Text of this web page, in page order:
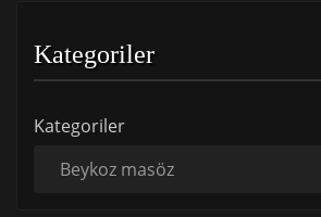
Kategoriler
Kategoriler